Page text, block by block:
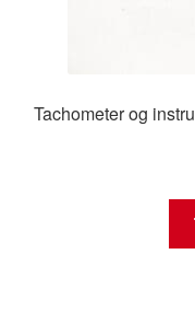
Tachometer og